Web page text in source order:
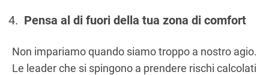
Pensa al di fuori della tua zona di comfort
Non impariamo quando siamo troppo a nostro agio.
Le leader che si spingono a prendere rischi calcolati